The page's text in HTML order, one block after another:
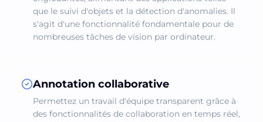
que le suivi d'objets et la détection d'anomalies. Il
s'agit d'une fonctionnalité fondamentale pour de
nombreuses tâches de vision par ordinateur.
Annotation collaborative
Permettez un travail d'équipe transparent grâce à
des fonctionnalités de collaboration en temps réel,